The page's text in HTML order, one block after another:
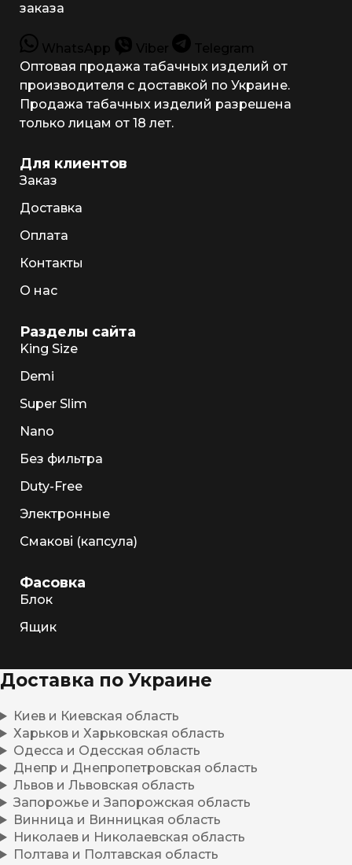
заказа
WhatsApp Viber
Telegram
Оптовая продажа табачных изделий от
производителя с доставкой по Украине.
Продажа табачных изделий разрешена
только лицам от 18 лет.
Для клиентов
Заказ
Доставка
Оплата
Контакты
О нас
Разделы сайта
King Size
Demi
Super Slim
Nano
Без фильтра
Duty-Free
Электронные
Смакові (капсула)
Фасовка
Блок
Ящик
Доставка по Украине
Киев и Киевская область
Харьков и Харьковская область
Одесса и Одесская область
Днепр и Днепропетровская область
Львов и Львовская область
Запорожье и Запорожская область
Винница и Винницкая область
Николаев и Николаевская область
Полтава и Полтавская область